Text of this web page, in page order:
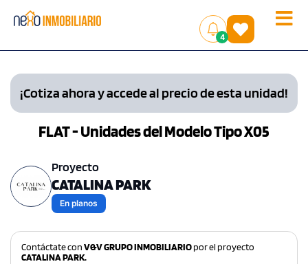
Toggle
4
()
¡Cotiza ahora y accede al precio de esta unidad!
FLAT - Unidades del Modelo Tipo X05
Proyecto
CATALINA PARK
En planos
Contáctate conV&V GRUPO INMOBILIARIOpor el proyecto
CATALINA PARK.